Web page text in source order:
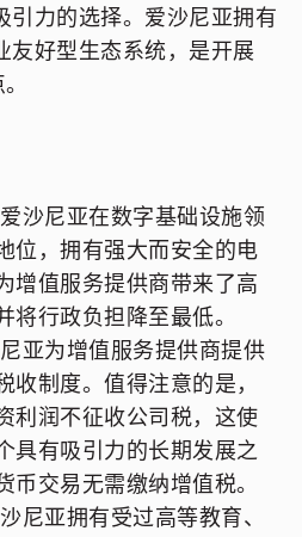
引力的选择。爱沙尼亚拥有
友好型生态系统，是开展
爱沙尼亚在数字基础设施领
位，拥有强大而安全的电
增值服务提供商带来了高
将行政负担降至最低。
亚为增值服务提供商提供
收制度。值得注意的是，
利润不征收公司税，这使
具有吸引力的长期发展之
币交易无需缴纳增值税。
尼亚拥有受过高等教育、